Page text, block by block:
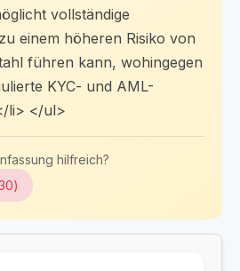
vollständige
einem höheren Risiko von
führen kann, wohingegen
KYC- und AML-
li> </ul>
hilfreich?
)